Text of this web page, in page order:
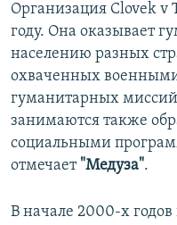
Организация Clovek v
году. Она оказывает
населению разных
охваченных
гуманитарных
занимаются также
социальными
отмечает "Медуза".
В начале 2000-х